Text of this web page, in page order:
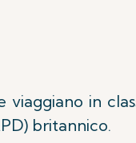
viaggiano in
britannico.